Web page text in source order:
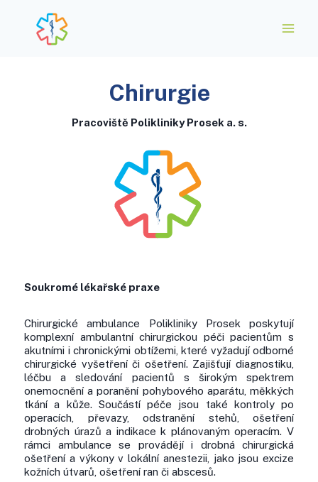
Chirurgie
Pracoviště Polikliniky Prosek a. s.
Soukromé lékařské praxe
Chirurgické ambulance Polikliniky Prosek poskytují
komplexní ambulantní chirurgickou péči pacientům s
akutními i chronickými obtížemi, které vyžadují odborné
chirurgické vyšetření či ošetření. Zajišťují diagnostiku,
léčbu a sledování pacientů s širokým spektrem
onemocnění a poranění pohybového aparátu, měkkých
tkání a kůže. Součástí péče jsou také kontroly po
operacích, převazy, odstranění stehů, ošetření
drobných úrazů a indikace k plánovaným operacím. V
rámci ambulance se provádějí i drobná chirurgická
ošetření a výkony v lokální anestezii, jako jsou excize
kožních útvarů, ošetření ran či abscesů.